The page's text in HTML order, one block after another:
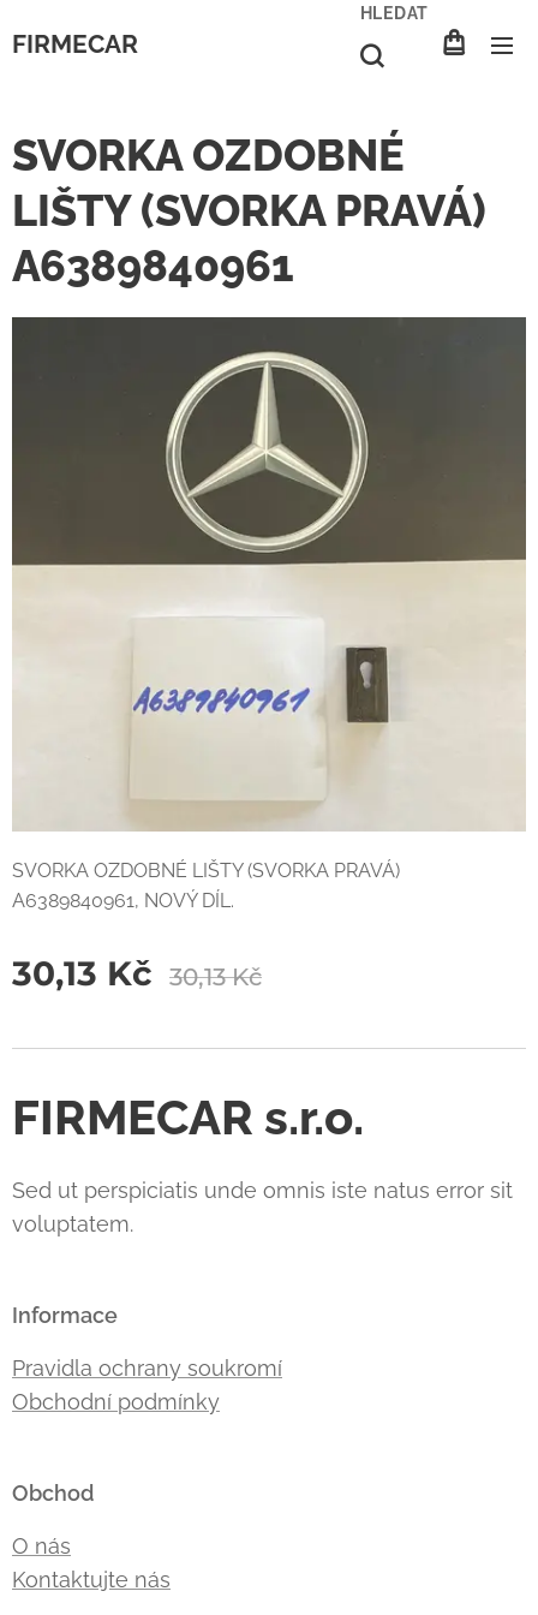
FIRMECAR
HLEDAT
SVORKA OZDOBNÉ
LIŠTY (SVORKA PRAVÁ)
A6389840961
SVORKA OZDOBNÉ LIŠTY (SVORKA PRAVÁ)
A6389840961, NOVÝ DÍL.
30,13 Kč 30,13Kč
FIRMECAR s.r.o.
Sed ut perspiciatis unde omnis iste natus error sit
voluptatem.
Informace
Pravidla ochrany soukromí
Obchodní podmínky
Obchod
O nás
Kontaktujte nás